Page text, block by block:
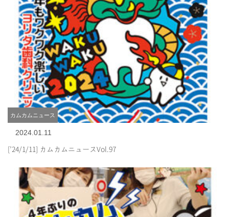
カムカムニュース
2024.01.11
[’24/1/11] カムカムニュースVol.97